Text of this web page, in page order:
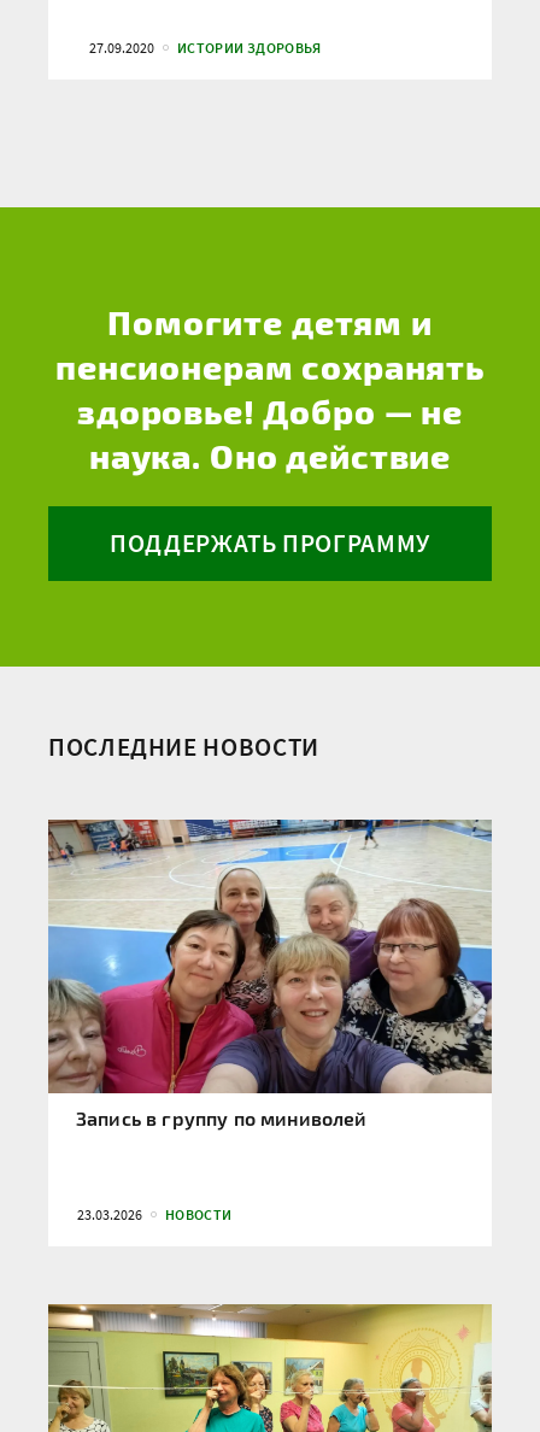
27.09.2020 ИСТОРИИ ЗДОРОВЬЯ
Помогите детям и
пенсионерам сохранять
здоровье! Добро — не
наука. Оно действие
ПОДДЕРЖАТЬ ПРОГРАММУ
ПОСЛЕДНИЕ НОВОСТИ
Запись в группу по миниволей
23.03.2026 НОВОСТИ